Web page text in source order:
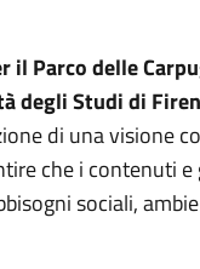
Parco delle
degli Studi di
di una visione
che i contenuti
sociali,